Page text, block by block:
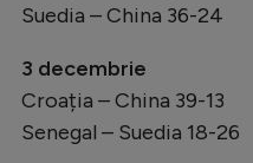
Suedia – China 36-24
3 decembrie
Croația – China 39-13
Senegal – Suedia 18-26